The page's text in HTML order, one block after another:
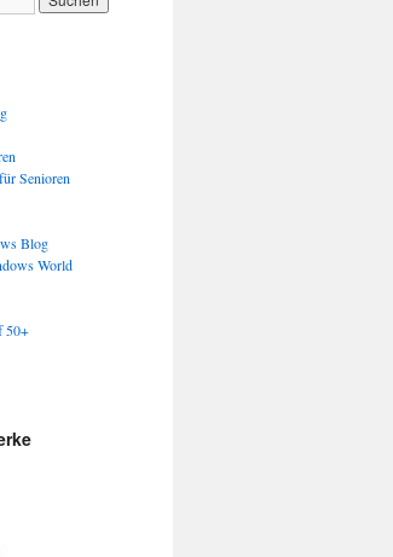
Senioren
Blog
World
50+